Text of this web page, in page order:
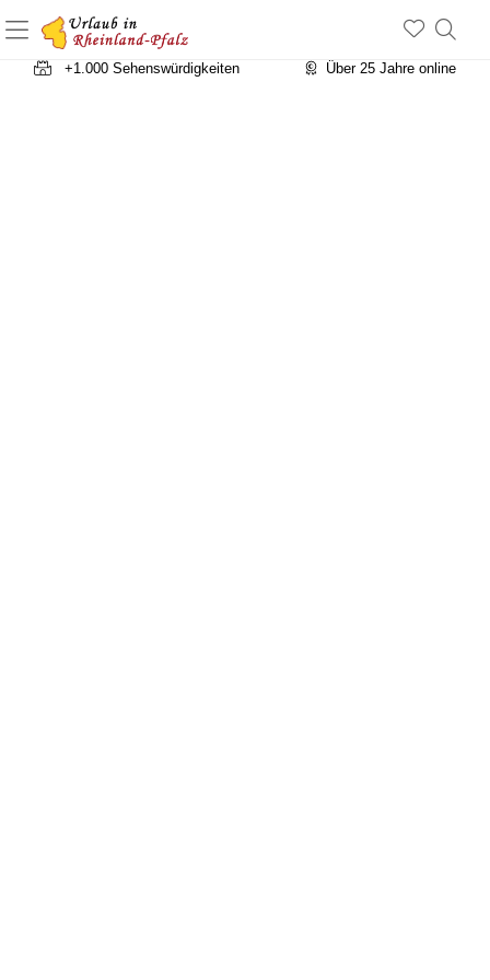
+1.500 Unterkünfte in Rheinland-Pfalz
+1.000 Sehenswürdigkeiten
Über 25 Jahre online